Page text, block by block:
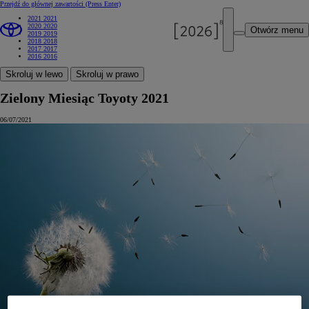
Przejdź do głównej zawartości (Press Enter)
Otwórz menu
2021 2021
2020 2020
2019 2019
2018 2018
2017 2017
2016 2016
Skroluj w lewo Skroluj w prawo
Zielony Miesiąc Toyoty 2021
06/07/2021